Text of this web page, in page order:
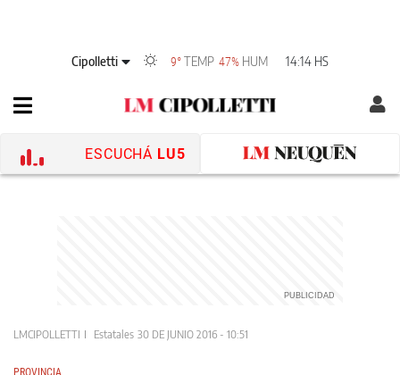
Cipolletti 9°TEMP 47% HUM 14:14 HS
ESCUCHÁ LU5
LMCIPOLLETTI Estatales 30 DE JUNIO 2016 - 10:51
PROVINCIA